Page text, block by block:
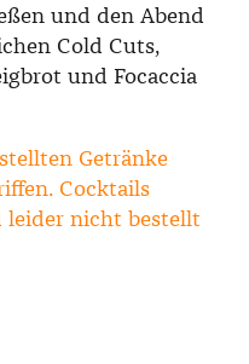
und den Abend
Cold Cuts,
und Focaccia
Getränke
Cocktails
leider nicht bestellt